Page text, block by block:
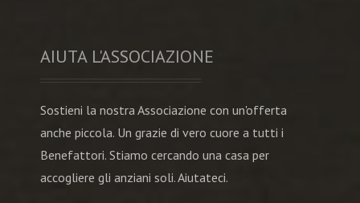
AIUTA L'ASSOCIAZIONE
Sostieni la nostra Associazione con un'offerta
anche piccola. Un grazie di vero cuore a tutti i
Benefattori. Stiamo cercando una casa per
accogliere gli anziani soli. Aiutateci.